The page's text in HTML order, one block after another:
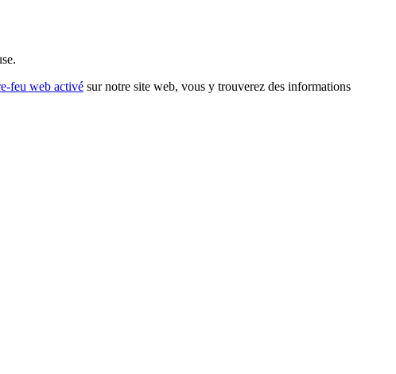
feu web activé sur notre site web, vous y trouverez des informations